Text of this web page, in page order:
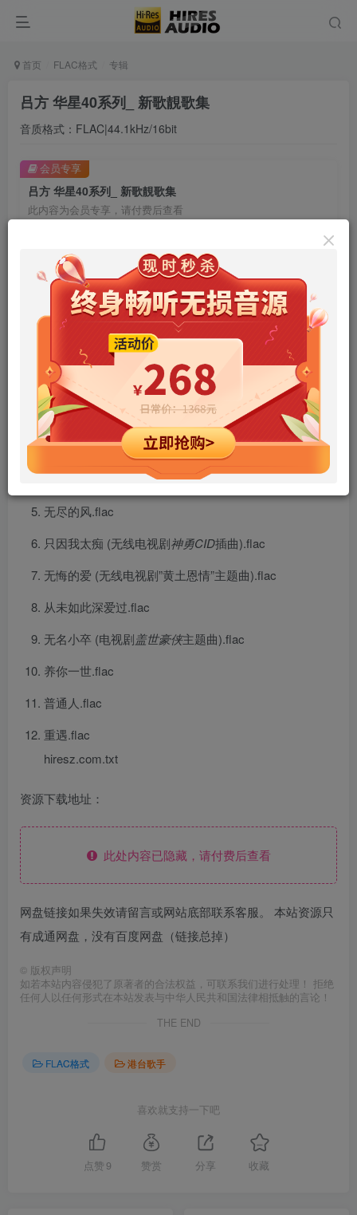
首页 FLAC格式 专辑
吕方 华星40系列_ 新歌靚歌集
音质格式：FLAC|44.1kHz/16bit
吕方 华星40系列_ 新歌靚歌集
此内容为会员专享，请付费后查看
9.9 99
年卡会员 免费 永久会员
立即购买
您当前未登录！建议登陆后购买，可保存购买订单
会员专享
爱火重燃.flac
痴恋.flac
爱令我变炭.flac
月满抱佳人.flac
无尽的风.flac
只因我太痴 (无线电视剧神勇CID插曲).flac
无悔的爱 (无线电视剧”黄土恩情”主题曲).flac
从未如此深爱过.flac
无名小卒 (电视剧盖世豪侠主题曲).flac
养你一世.flac
普通人.flac
重遇.flac
hiresz.com.txt
资源下载地址：
此处内容已隐藏，请付费后查看
网盘链接如果失效请留言或网站底部联系客服。 本站资源只
有成通网盘，没有百度网盘（链接总掉）
© 版权声明
如若本站内容侵犯了原著者的合法权益，可联系我们进行处理！ 拒绝
任何人以任何形式在本站发表与中华人民共和国法律相抵触的言论！
THE END
FLAC格式 港台歌手
喜欢就支持一下吧
点赞 9 赞赏 分享 收藏